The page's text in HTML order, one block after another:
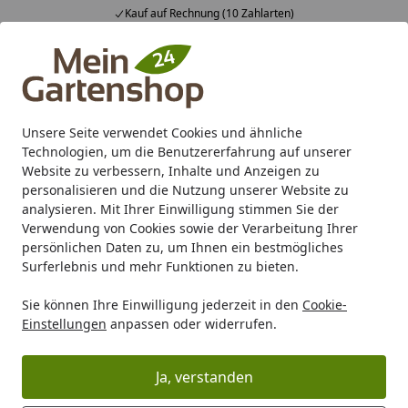
Unsere Seite verwendet Cookies und ähnliche
Technologien, um die Benutzererfahrung auf unserer
Website zu verbessern, Inhalte und Anzeigen zu
personalisieren und die Nutzung unserer Website zu
analysieren. Mit Ihrer Einwilligung stimmen Sie der
Verwendung von Cookies sowie der Verarbeitung Ihrer
persönlichen Daten zu, um Ihnen ein bestmögliches
Surferlebnis und mehr Funktionen zu bieten.
Sie können Ihre Einwilligung jederzeit in den Cookie-
Einstellungen anpassen oder widerrufen.
Ja, verstanden
Kauf auf Rechnung (10 Zahlarten)
Alle Produkte
Mein Konto
Suchen
Karibu Pools inkl. gratis Sandfilteranlage & Pool-
Starterset (Gesamtwert bis 468,99€)
Startseite
Skan Holz Doppelfenster für Carports
Carports